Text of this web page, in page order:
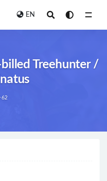
EN
Treehunter /
62